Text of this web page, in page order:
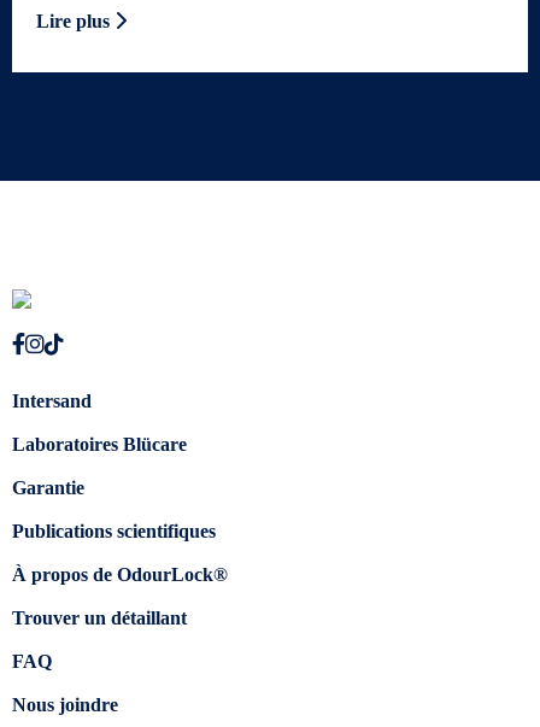
Lire plus
Intersand
Laboratoires Blücare
Garantie
Publications scientifiques
À propos de OdourLock®
Trouver un détaillant
FAQ
Nous joindre